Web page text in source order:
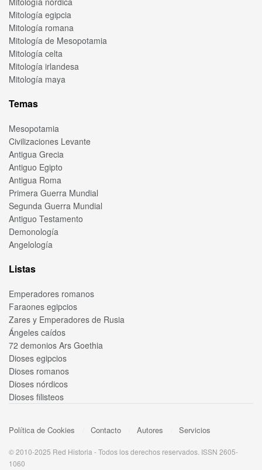
Mitología egipcia
Mitología romana
Mitología de Mesopotamia
Mitología celta
Mitología irlandesa
Mitología maya
Temas
Mesopotamia
Civilizaciones Levante
Antigua Grecia
Antiguo Egipto
Antigua Roma
Primera Guerra Mundial
Segunda Guerra Mundial
Antiguo Testamento
Demonología
Angelología
Listas
Emperadores romanos
Faraones egipcios
Zares y Emperadores de Rusia
Ángeles caídos
72 demonios Ars Goethia
Dioses egipcios
Dioses romanos
Dioses nórdicos
Dioses filisteos
Política de Cookies Contacto Autores Servicios
© 2010-2025 Red Historia - Todos los derechos reservados. ISSN 2605-
1060